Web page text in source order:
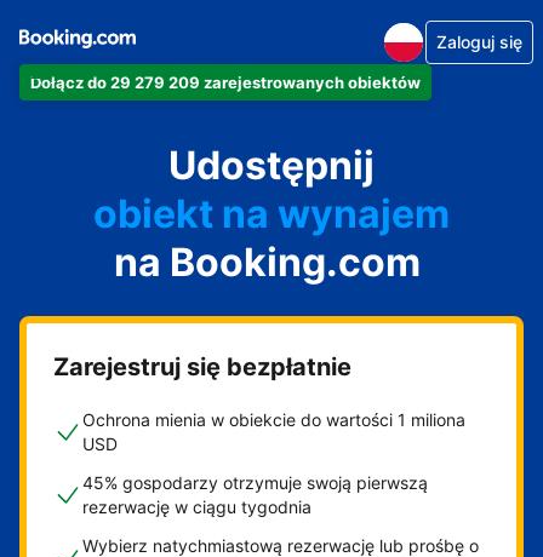
Dołącz do 29 279 209 zarejestrowanych obiektów
Zaloguj się
Udostępnij
apartament
hotel
obiekt na wynajem
wakacyjny
pensjonat
obiekt B&B
na Booking.com
Zarejestruj się bezpłatnie
Ochrona mienia w obiekcie do wartości 1 miliona
USD
45% gospodarzy otrzymuje swoją pierwszą
rezerwację w ciągu tygodnia
Wybierz natychmiastową rezerwację lub prośbę o